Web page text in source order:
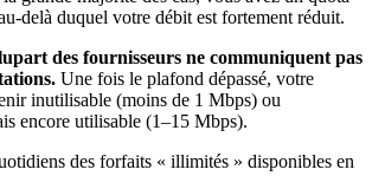
delà duquel votre débit est fortement réduit.
des fournisseurs ne communiquent pas
Une fois le plafond dépassé, votre
inutilisable (moins de 1 Mbps) ou
encore utilisable (1–15 Mbps).
des forfaits « illimités » disponibles en